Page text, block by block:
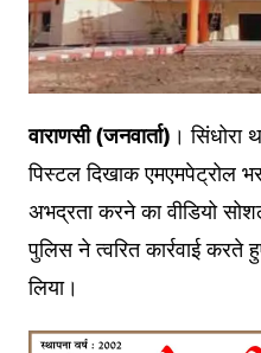
वाराणसी (जनवार्ता) । सिंधोरा
पिस्टल दिखाक एमएमपेट्रोल
अभद्रता करने का वीडियो
पुलिस ने त्वरित कार्रवाई करते
लिया।